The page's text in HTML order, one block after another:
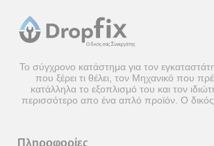
Το σύγχρονο κατάστημα για τον
που ξέρει τι θέλει, τον Μηχανικό που
κατάλληλα το εξοπλισμό του και τον
περισσότερο απο ένα απλό προϊόν. Ο
Πληροφορίες